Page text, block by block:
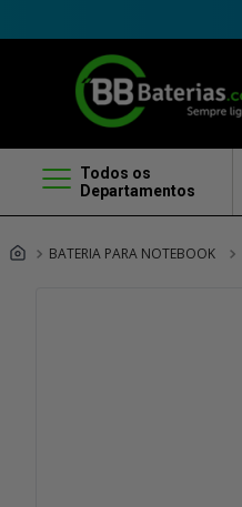
Todos os
Departamentos
BATERIA PARA NOTEBOOK